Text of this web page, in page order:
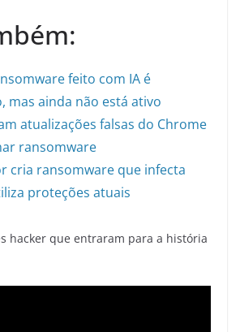
feito com IA é
mas ainda não está ativo
atualizações falsas do Chrome
ransomware
cria ransomware que infecta
proteções atuais
hacker que entraram para a história